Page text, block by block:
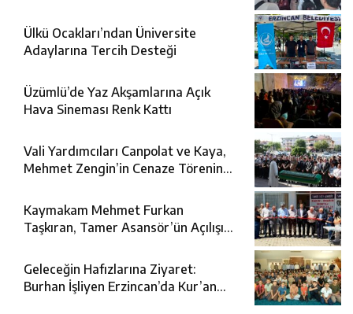
Ülkü Ocakları’ndan Üniversite
Adaylarına Tercih Desteği
Üzümlü’de Yaz Akşamlarına Açık
Hava Sineması Renk Kattı
Vali Yardımcıları Canpolat ve Kaya,
Mehmet Zengin’in Cenaze Törenine
Kaymakam Mehmet Furkan
Taşkıran, Tamer Asansör’ün Açılışına
Geleceğin Hafızlarına Ziyaret:
Burhan İşliyen Erzincan’da Kur’an